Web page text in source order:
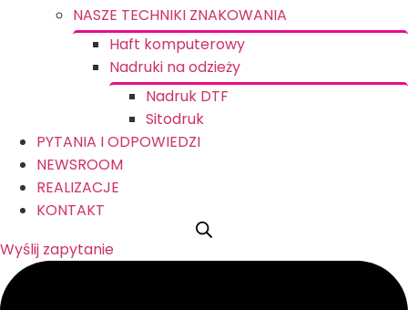
NASZE TECHNIKI ZNAKOWANIA
Haft komputerowy
Nadruki na odzieży
Nadruk DTF
Sitodruk
PYTANIA I ODPOWIEDZI
NEWSROOM
REALIZACJE
KONTAKT
Wyślij zapytanie